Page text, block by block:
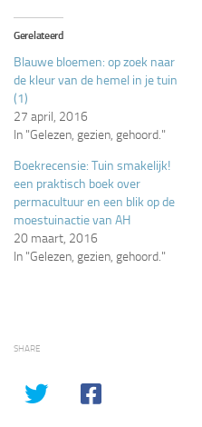
Gerelateerd
Blauwe bloemen: op zoek naar
de kleur van de hemel in je tuin
(1)
27 april, 2016
In "Gelezen, gezien, gehoord."
Boekrecensie: Tuin smakelijk!
een praktisch boek over
permacultuur en een blik op de
moestuinactie van AH
20 maart, 2016
In "Gelezen, gezien, gehoord."
SHARE